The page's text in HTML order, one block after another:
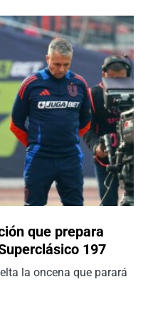
que prepara
197
la oncena que parará